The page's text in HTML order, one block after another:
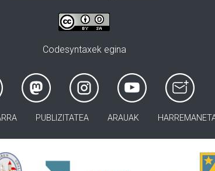
Codesyntaxek egina
PUBLIZITATEA ARAUAK